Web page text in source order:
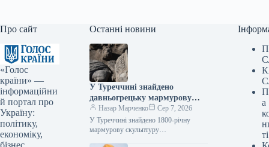
Про сайт
«Голос
країни» —
інформаційни
й портал про
Україну:
політику,
економіку,
Останні новини
У Туреччині знайдено
давньогрецьку мармурову
статую бога лікування, вік
якої становить 1800 років.
Назар Марченко
Сер 7, 2026
У Туреччині знайдено 1800-річну
мармурову скульптуру
а
ті